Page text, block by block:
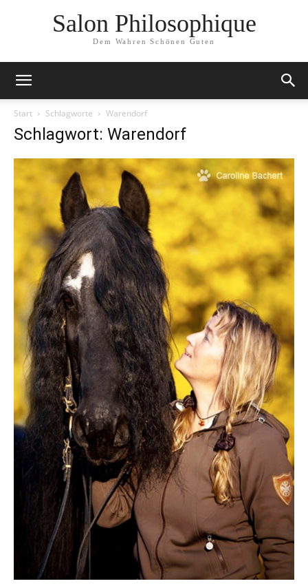
Salon Philosophique
Dem Wahren Schönen Guten
Start Schlagworte Warendorf
Schlagwort: Warendorf